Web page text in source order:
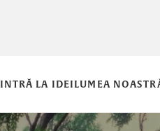
INTRĂ LA IDEILUMEA